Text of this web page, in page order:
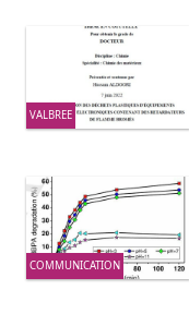
VALBREE
COMMUNICATION